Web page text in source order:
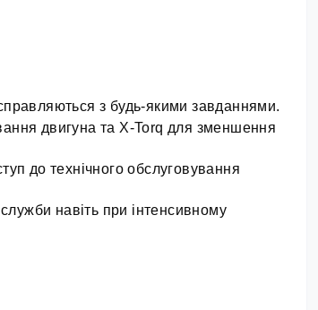
з будь-якими завданнями.
двигуна та X-Torq для зменшення
до технічного обслуговування
навіть при інтенсивному